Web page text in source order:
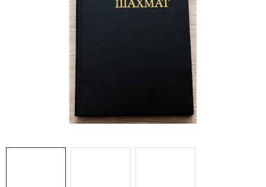
ŠACHOVÝ ANTIKVARIÁT
ONLINE ŠACHY
ŠACHOVÝ MERCH
VÝPRODEJ